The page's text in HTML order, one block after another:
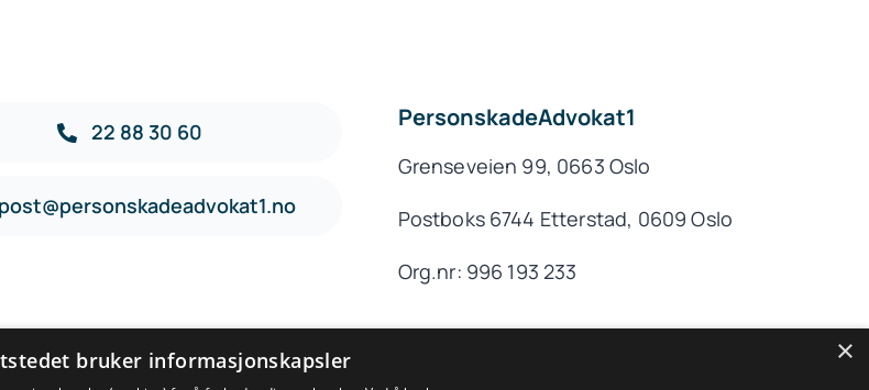
22 88 30 60
post@personskadeadvokat1.no
PersonskadeAdvokat1
Grenseveien 99, 0663 Oslo
Postboks 6744 Etterstad, 0609 Oslo
Org.nr: 996 193 233
×
bruker informasjonskapsler